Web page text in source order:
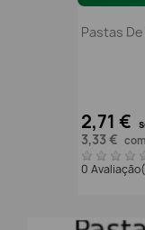
Pastas
2,71 €
3,33 €
0